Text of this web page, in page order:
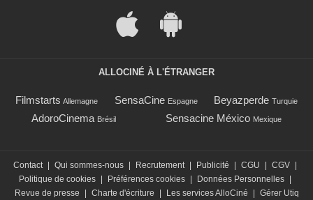
ALLOCINÉ À L'ÉTRANGER
Filmstarts Allemagne SensaCine Espagne Beyazperde Turquie
AdoroCinema Brésil Sensacine México Mexique
Contact Qui sommes-nous Recrutement Publicité CGU CGV
Politique de cookies
Préférences cookies Données Personnelles
Revue de presse
Charte d'écriture Les services AlloCiné Gérer Utiq